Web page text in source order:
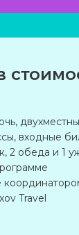
входные
2 обеда и 1
Travel